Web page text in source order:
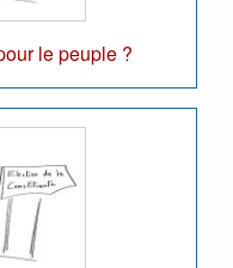
le peuple ?